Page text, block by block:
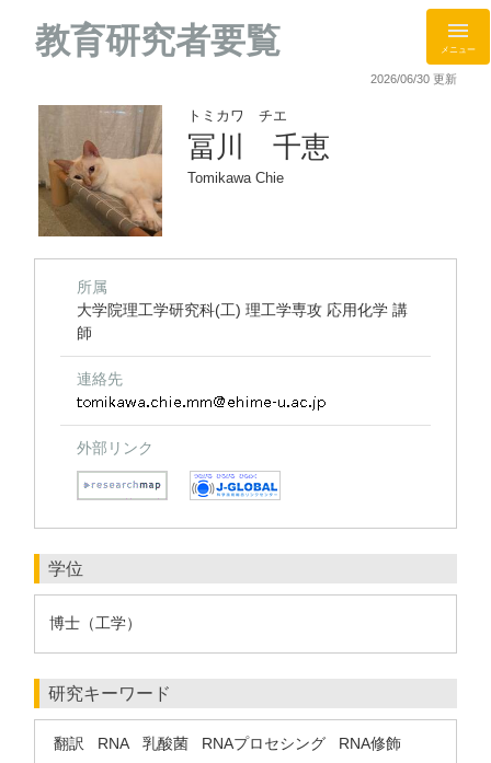
教育研究者要覧 メニュー
2026/06/30 更新
トミカワ チエ
冨川 千恵
Tomikawa Chie
所属
大学院理工学研究科(工) 理工学専攻 応用化学 講
師
連絡先
外部リンク
学位
博士（工学）
研究キーワード
翻訳 RNA 乳酸菌 RNAプロセシング RNA修飾